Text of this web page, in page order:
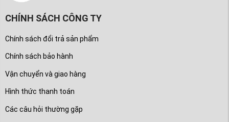
CHÍNH SÁCH CÔNG TY
Chính sách đổi trả sản phẩm
Chính sách bảo hành
Vận chuyển và giao hàng
Hình thức thanh toán
Các câu hỏi thường gặp